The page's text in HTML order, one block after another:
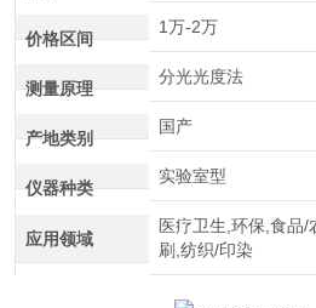
价格区间
1万-2万
测量原理
分光光度法
产地类别
国产
仪器种类
实验室型
应用领域
医疗卫生,环保,食品/
刷,纺织/印染